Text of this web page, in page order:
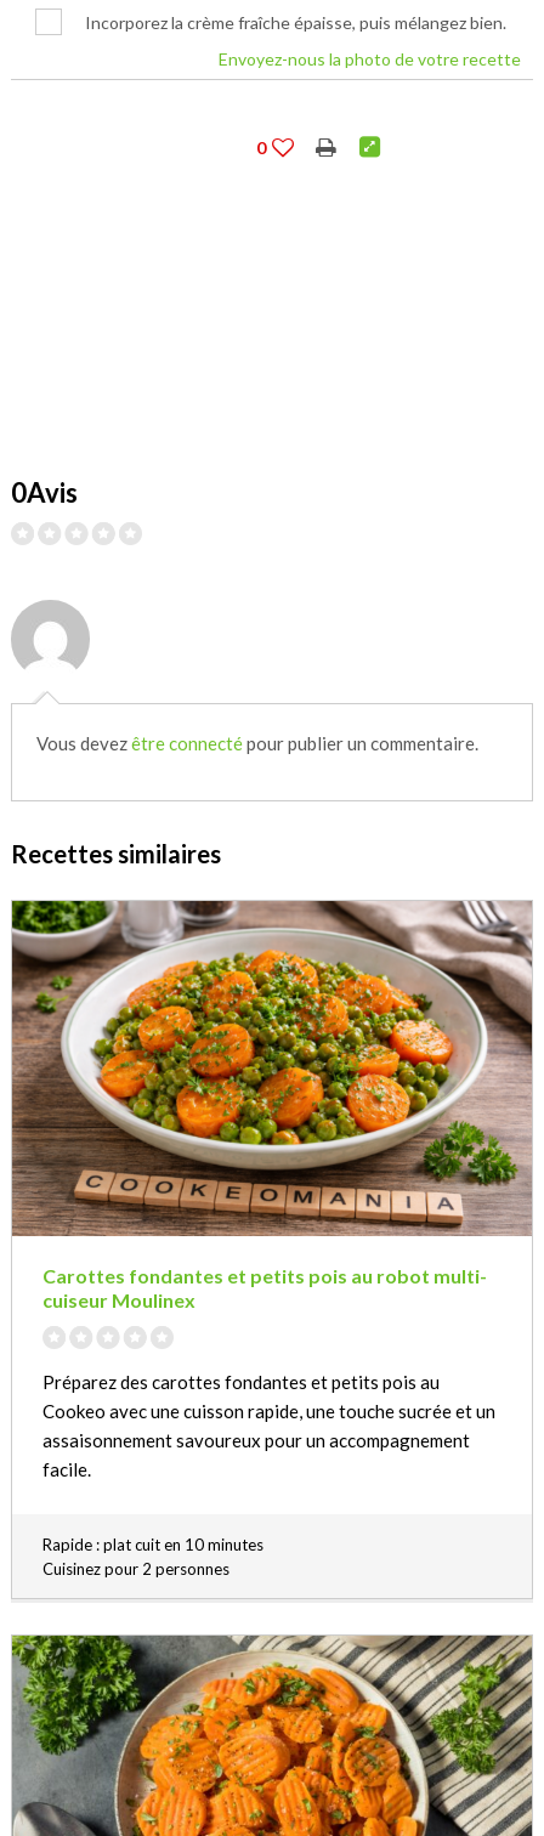
Incorporez la crème fraîche épaisse, puis mélangez bien.
Envoyez-nous la photo de votre recette
0
0Avis
Vous devezêtre connectépour publier un commentaire.
Recettes similaires
Carottes fondantes et petits pois au robot multi-
cuiseur Moulinex
Préparez des carottes fondantes et petits pois au
Cookeo avec une cuisson rapide, une touche sucrée et un
assaisonnement savoureux pour un accompagnement
facile.
Rapide : plat cuit en 10 minutes
Cuisinez pour 2 personnes